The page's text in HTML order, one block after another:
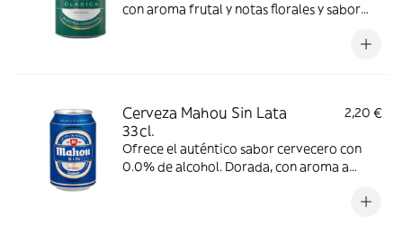
con aroma frutal y notas florales y sabor
Cerveza Mahou Sin Lata
33cl.
2,20 €
Ofrece el auténtico sabor cervecero con
0.0% de alcohol. Dorada, con aroma a